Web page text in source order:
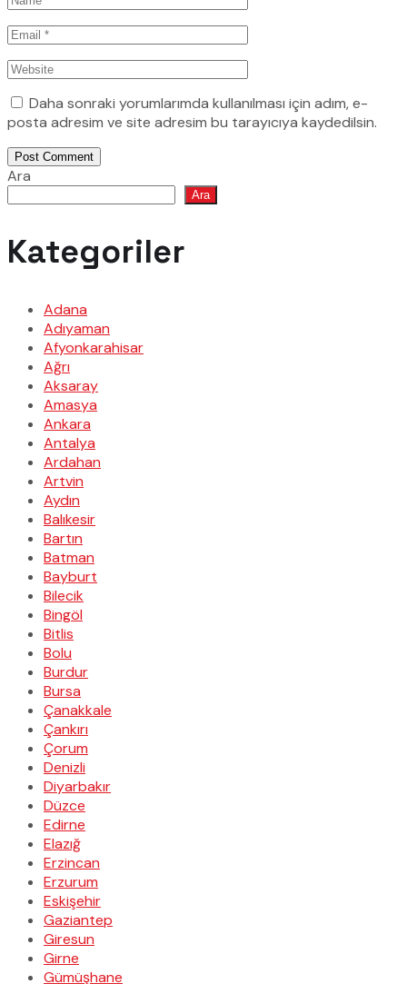
Daha sonraki yorumlarımda kullanılması için adım, e-
posta adresim ve site adresim bu tarayıcıya kaydedilsin.
Post Comment
Ara
Ara
Kategoriler
Adana
Adıyaman
Afyonkarahisar
Ağrı
Aksaray
Amasya
Ankara
Antalya
Ardahan
Artvin
Aydın
Balıkesir
Bartın
Batman
Bayburt
Bilecik
Bingöl
Bitlis
Bolu
Burdur
Bursa
Çanakkale
Çankırı
Çorum
Denizli
Diyarbakır
Düzce
Edirne
Elazığ
Erzincan
Erzurum
Eskişehir
Gaziantep
Giresun
Girne
Gümüşhane